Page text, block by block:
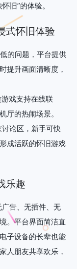
旧”的体验。
式怀旧体验
的问题，平台提供
提升画面清晰度，
戏支持在线联
厅的热闹场景。
论区，新手可快
成活跃的怀旧游戏
乐趣
告、无插件、无
。平台界面简洁直
子设备的长辈也能
人朋友共享欢乐，